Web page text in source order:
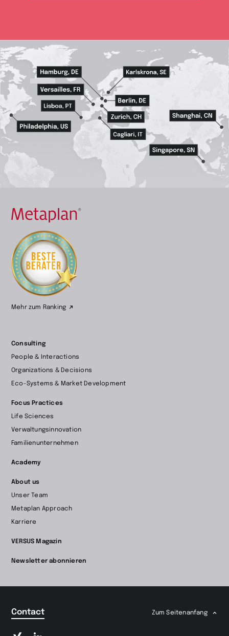
Startseite
wechseln
Mehr zum Ranking
Consulting
People & Interactions
Organizations & Decisions
Eco-Systems & Market Development
Focus Practices
Life Sciences
Verwaltungsinnovation
Familienunternehmen
Academy
About us
Unser Team
Metaplan Approach
Karriere
VERSUS Magazin
Newsletter abonnieren
Contact Zum Seitenanfang